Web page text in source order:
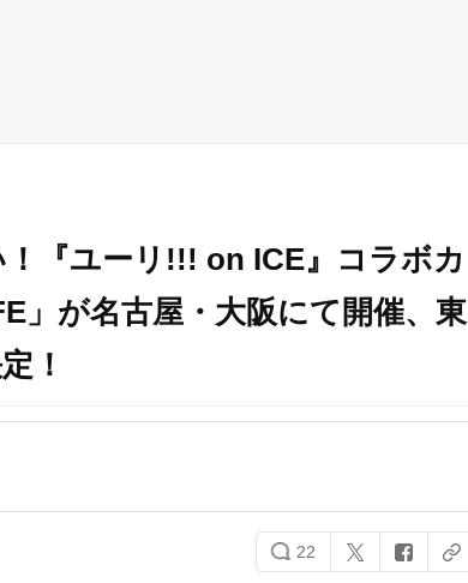
『ユーリ!!! on ICE』コラボカ
」が名古屋・大阪にて開催、東
！
22